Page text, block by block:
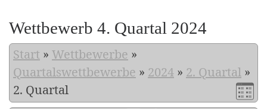
Wettbewerb 4. Quartal 2024
Start » Wettbewerbe »
Quartalswettbewerbe » 2024 » 2. Quartal »
2. Quartal